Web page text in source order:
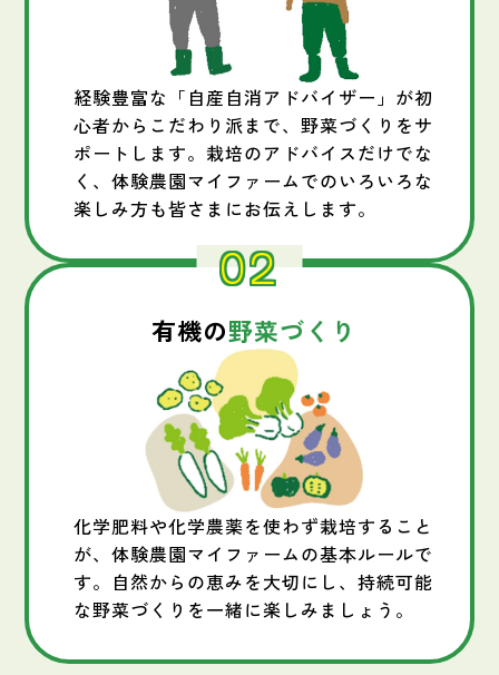
経験豊富な「自産自消アドバイザー」が初
心者からこだわり派まで、野菜づくりをサ
ポートします。栽培のアドバイスだけでな
く、体験農園マイファームでのいろいろな
楽しみ方も皆さまにお伝えします。
02
有機の野菜づくり
化学肥料や化学農薬を使わず栽培すること
が、体験農園マイファームの基本ルールで
す。自然からの恵みを大切にし、持続可能
な野菜づくりを一緒に楽しみましょう。